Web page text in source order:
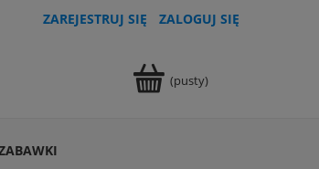
ZAREJESTRUJ SIĘ ZALOGUJ SIĘ
(pusty)